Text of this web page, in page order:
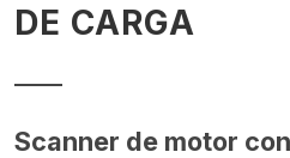
DE CARGA
Scanner de motor